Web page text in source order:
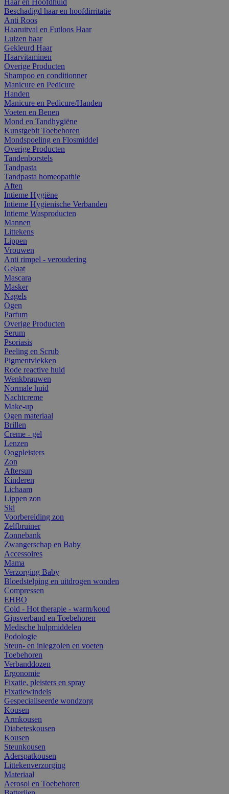
Beschadigd haar en hoofdirritatie
Anti Roos
Haaruitval en Futloos Haar
Luizen haar
Gekleurd Haar
Haarvitaminen
Overige Producten
Shampoo en conditionner
Manicure en Pedicure
Handen
Manicure en Pedicure/Handen
Voeten en Benen
Mond en Tandhygiëne
Kunstgebit Toebehoren
Mondspoeling en Flosmiddel
Overige Producten
Tandenborstels
Tandpasta
Tandpasta homeopathie
Aften
Intieme Hygiëne
Intieme Hygienische Verbanden
Intieme Wasproducten
Mannen
Littekens
Lippen
Vrouwen
Anti rimpel - veroudering
Gelaat
Mascara
Masker
Nagels
Ogen
Parfum
Overige Producten
Serum
Psoriasis
Peeling en Scrub
Pigmentvlekken
Rode reactive huid
Wenkbrauwen
Normale huid
Nachtcreme
Make-up
Ogen materiaal
Brillen
Creme - gel
Lenzen
Oogpleisters
Zon
Aftersun
Kinderen
Lichaam
Lippen zon
Ski
Voorbereiding zon
Zelfbruiner
Zonnebank
Zwangerschap en Baby
Accessoires
Mama
Verzorging Baby
Bloedstelping en uitdrogen wonden
Compressen
EHBO
Cold - Hot therapie - warm/koud
Gipsverband en Toebehoren
Medische hulpmiddelen
Podologie
Steun- en inlegzolen en voeten
Toebehoren
Verbanddozen
Ergonomie
Fixatie, pleisters en spray
Fixatiewindels
Gespecialiseerde wondzorg
Kousen
Armkousen
Diabeteskousen
Kousen
Steunkousen
Aderspatkousen
Littekenverzorging
Materiaal
Aerosol en Toebehoren